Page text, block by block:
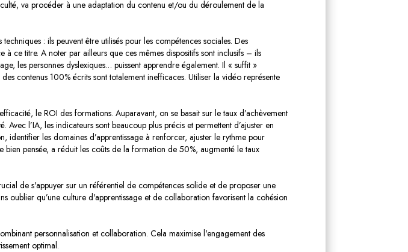
va procéder à une adaptation du contenu et/ou du déroulement de la
: ils peuvent être utilisés pour les compétences sociales. Des
ce titre. A noter par ailleurs que ces mêmes dispositifs sont inclusifs – ils
les personnes dyslexiques… puissent apprendre également. Il « suffit »
contenus 100% écrits sont totalement inefficaces. Utiliser la vidéo représente
le ROI des formations. Auparavant, on se basait sur le taux d’achèvement
l’IA, les indicateurs sont beaucoup plus précis et permettent d’ajuster en
identifier les domaines d’apprentissage à renforcer, ajuster le rythme pour
bien pensée, a réduit les coûts de la formation de 50%, augmenté le taux
de s'appuyer sur un référentiel de compétences solide et de proposer une
qu’une culture d'apprentissage et de collaboration favorisent la cohésion
personnalisation et collaboration. Cela maximise l'engagement des
optimal.